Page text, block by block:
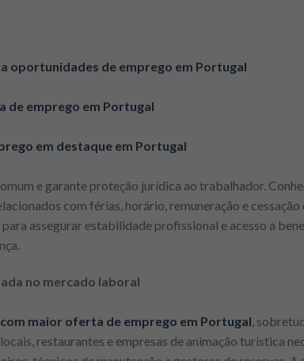
oportunidades de emprego em Portugal
de emprego em Portugal
em destaque em Portugal
e garante proteção jurídica ao trabalhador.
com férias, horário, remuneração e
assegurar estabilidade profissional e acesso a
no mercado laboral
maior oferta de emprego em Portugal ,
restaurantes e empresas de animação turística